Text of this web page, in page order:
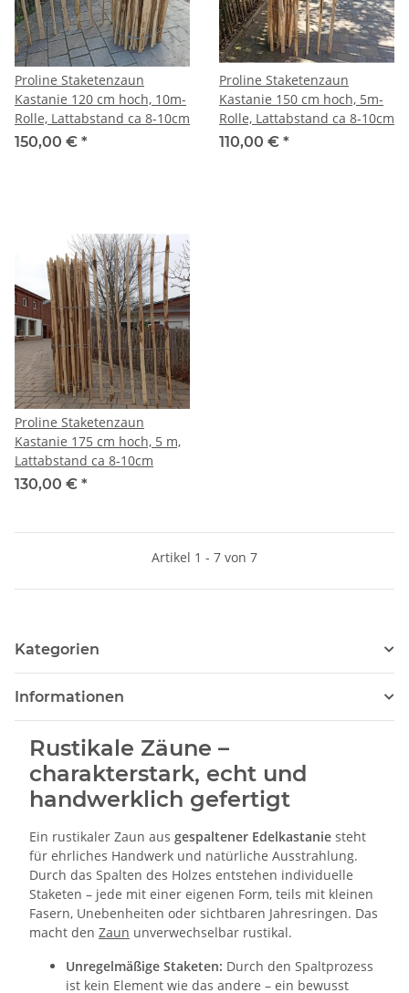
Proline Staketenzaun
Kastanie 120 cm hoch, 10m-
Rolle, Lattabstand ca 8-10cm
150,00 € *
Proline Staketenzaun
Kastanie 150 cm hoch, 5m-
Rolle, Lattabstand ca 8-10cm
110,00 € *
Proline Staketenzaun
Kastanie 175 cm hoch, 5 m,
Lattabstand ca 8-10cm
130,00 € *
Artikel 1 - 7 von 7
Kategorien
Informationen
Rustikale Zäune –
charakterstark, echt und
handwerklich gefertigt
Ein rustikaler Zaun aus gespaltener Edelkastanie steht
für ehrliches Handwerk und natürliche Ausstrahlung.
Durch das Spalten des Holzes entstehen individuelle
Staketen – jede mit einer eigenen Form, teils mit kleinen
Fasern, Unebenheiten oder sichtbaren Jahresringen. Das
macht den Zaun unverwechselbar rustikal.
Unregelmäßige Staketen: Durch den Spaltprozess
ist kein Element wie das andere – ein bewusst